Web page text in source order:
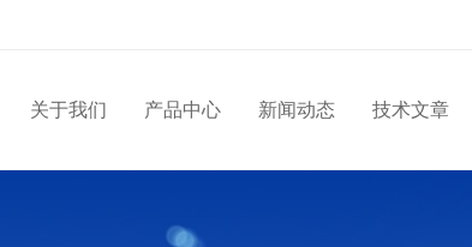
关于我们 产品中心 新闻动态 技术文章